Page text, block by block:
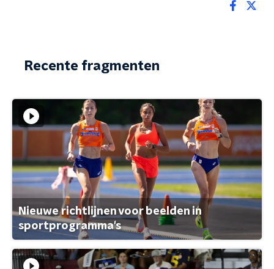
Recente fragmenten
Nieuwe richtlijnen voor beelden in
sportprogramma's